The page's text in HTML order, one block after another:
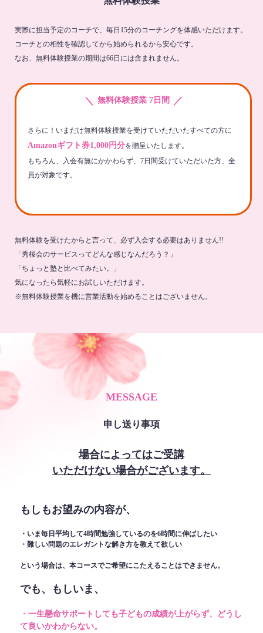
実際に担当予定のコーチで、毎日15分のコーチングを体感いただけます。
コーチとの相性を確認してから始められるから安心です。
なお、無料体験授業の期間は66日には含まれません。
＼ 無料体験授業 7日間 ／
さらに！いまだけ無料体験授業を受けていただいたすべての方に
Amazonギフト券1,000円分を贈呈いたします。
もちろん、入会有無にかかわらず、7日間受けていただいた方、全
員が対象です。
無料体験を受けたからと言って、必ず入会する必要はありません!!
「秀桜会のサービスってどんな感じなんだろう？」
「ちょっと塾と比べてみたい。」
気になったら気軽にお試しいただけます。
※無料体験授業を機に営業活動を始めることはございません。
MESSAGE
申し送り事項
場合によってはご受講
いただけない場合がございます。
もしもお望みの内容が、
・いま毎日平均して4時間勉強しているのを6時間に伸ばしたい
・難しい問題のエレガントな解き方を教えて欲しい
という場合は、本コースでご希望にこたえることはできません。
でも、もしいま、
・一生懸命サポートしても子どもの成績が上がらず、どうし
て良いかわからない。